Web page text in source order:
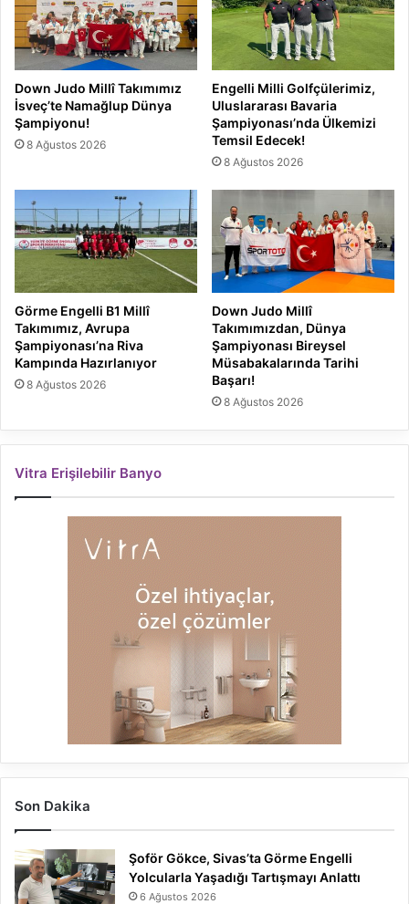
Down Judo Millî Takımımız
İsveç’te Namağlup Dünya
Şampiyonu!
8 Ağustos 2026
Engelli Milli Golfçülerimiz,
Uluslararası Bavaria
Şampiyonası’nda Ülkemizi
Temsil Edecek!
8 Ağustos 2026
Görme Engelli B1 Millî
Takımımız, Avrupa
Şampiyonası’na Riva
Kampında Hazırlanıyor
8 Ağustos 2026
Down Judo Millî
Takımımızdan, Dünya
Şampiyonası Bireysel
Müsabakalarında Tarihi
Başarı!
8 Ağustos 2026
Vitra Erişilebilir Banyo
Son Dakika
Şoför Gökce, Sivas’ta Görme Engelli
Yolcularla Yaşadığı Tartışmayı Anlattı
6 Ağustos 2026